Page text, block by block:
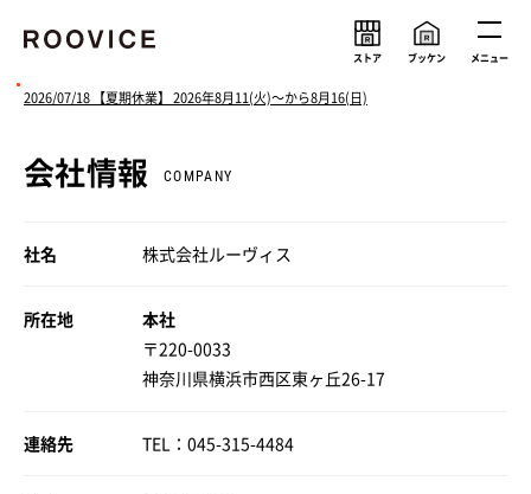
ブッケン
ストア メニュー
ルーヴィスの考え
2026/07/18 【夏期休業】 2026年8月11(火)〜から8月16(日)
会社情報 COMPANY
社名 株式会社ルーヴィス
所在地
本社
〒220-0033
神奈川県横浜市西区東ヶ丘26-17
連絡先 TEL：045-315-4484